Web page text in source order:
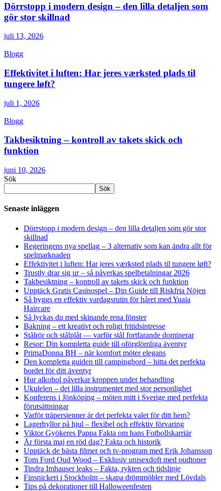
Dörrstopp i modern design – den lilla detaljen som
gör stor skillnad
juli 13, 2026
Blogg
Effektivitet i luften: Har jeres værksted plads til
tungere løft?
juli 1, 2026
Blogg
Takbesiktning – kontroll av takets skick och
funktion
juni 10, 2026
Sök
Sök
Senaste inläggen
Dörrstopp i modern design – den lilla detaljen som gör stor
skillnad
Regeringens nya spellag – 3 alternativ som kan ändra allt för
spelmarknaden
Effektivitet i luften: Har jeres værksted plads til tungere løft?
Trustly drar sig ur – så påverkas spelbetalningar 2026
Takbesiktning – kontroll av takets skick och funktion
Upptäck Gratis Casinospel – Din Guide till Riskfria Nöjen
Så byggs en effektiv vardagsrutin för håret med Yuaia
Haircare
Så lyckas du med skinande rena fönster
Bakning – ett kreativt och roligt fritidsintresse
Stålrör och stålplåt — varför stål fortfarande dominerar
Resor: Din kompletta guide till oförglömliga äventyr
PrimaDonna BH – när komfort möter elegans
Den kompletta guiden till campingbord – hitta det perfekta
bordet för ditt äventyr
Hur alkohol påverkar kroppen under behandling
Ukulelen – det lilla instrumentet med stor personlighet
Konferens i Jönköping – möten mitt i Sverige med perfekta
förutsättningar
Varför träpersienner är det perfekta valet för ditt hem?
Lagerhyllor på hjul – flexibel och effektiv förvaring
Viktor Gyökeres Pappa Fakta om hans Fotbollskarriär
Är första maj en röd dag? Fakta och historik
Upptäck de bästa filmer och tv-program med Erik Johansson
Tom Ford Oud Wood – Exklusiv unisexdoft med oudtoner
Tindra Imhauser leaks – Fakta, rykten och tidslinje
Finsnickeri i Stockholm – skapa drömmöbler med Lövdals
Tips på dekorationer till Halloweenfesten